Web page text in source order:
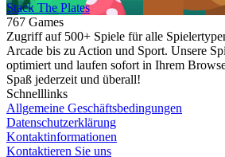
Stack The Plates
767 Games
Zugriff auf 500+ Spiele für alle
Arcade bis zu Action und Sport. Unsere
optimiert und laufen sofort in Ihrem
Spaß jederzeit und überall!
Schnelllinks
Allgemeine Geschäftsbedingungen
Datenschutzerklärung
Kontaktinformationen
Kontaktieren Sie uns